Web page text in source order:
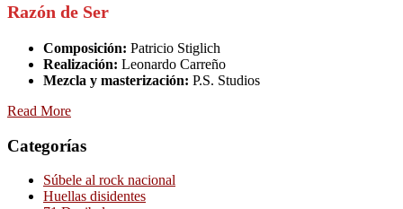
Razón de Ser
Composición: Patricio Stiglich
Realización: Leonardo Carreño
Mezcla y masterización: P.S. Studios
Read More
Categorías
Súbele al rock nacional
Huellas disidentes